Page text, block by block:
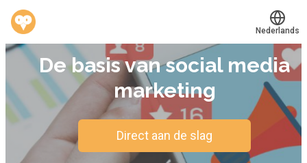
Werkvinders ®
Bedrijven
Mijn leerplek
Translate
Nederlands
De basis van social media
marketing
Direct aan de slag